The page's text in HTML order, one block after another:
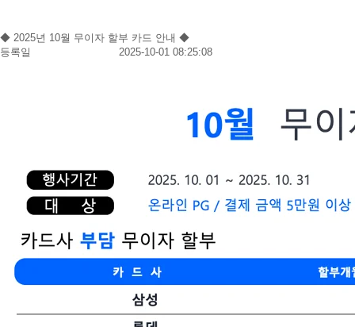
◆ 2025년 10월 무이자 할부 카드 안내 ◆
등록일
2025-10-01 08:25:08